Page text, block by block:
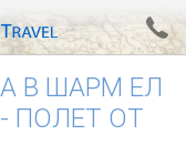
на резервация
В ШАРМ ЕЛ
ПОЛЕТ ОТ